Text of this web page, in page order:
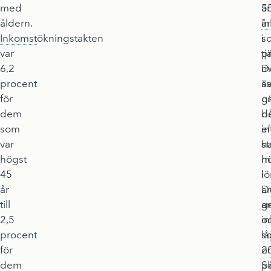
med
åldern.
Inkomstökningstakten
var
6,2
procent
för
dem
som
var
högst
45
år
till
2,5
procent
för
dem
år
är
i
i